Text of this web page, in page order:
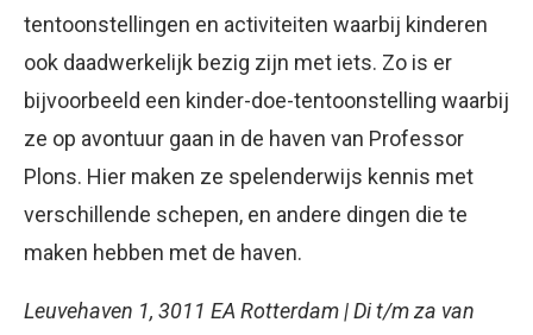
tentoonstellingen en activiteiten waarbij kinderen
ook daadwerkelijk bezig zijn met iets. Zo is er
bijvoorbeeld een kinder-doe-tentoonstelling waarbij
ze op avontuur gaan in de haven van Professor
Plons. Hier maken ze spelenderwijs kennis met
verschillende schepen, en andere dingen die te
maken hebben met de haven.
Leuvehaven 1, 3011 EA Rotterdam | Di t/m za van